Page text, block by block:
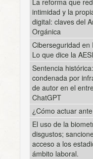
intimidad y la
digital: claves del
Orgánica
Ciberseguridad en
Lo que dice la
Sentencia
condenada por
de autor en el
ChatGPT
¿Cómo actuar
El uso de la
disgustos;
acceso a los
ámbito laboral.